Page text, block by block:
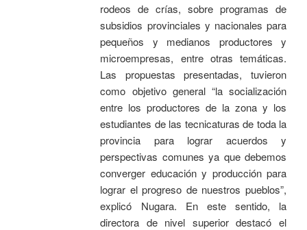
rodeos de crías, sobre programas de
subsidios provinciales y nacionales para
pequeños y medianos productores y
microempresas, entre otras temáticas.
Las propuestas presentadas, tuvieron
como objetivo general “la socialización
entre los productores de la zona y los
estudiantes de las tecnicaturas de toda la
provincia para lograr acuerdos y
perspectivas comunes ya que debemos
converger educación y producción para
lograr el progreso de nuestros pueblos”,
explicó Nugara. En este sentido, la
directora de nivel superior destacó el